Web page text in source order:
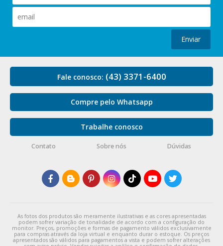
Enviar
Fale conosco: (43) 3371-6400
Compre pelo Whatsapp
Trabalhe conosco
Contato Sobre nós Dúvidas
As fotos dos produtos são meramente ilustrativas e as cores apresentadas
podem sofrer variação de tonalidade de acordo com a configuração do
monitor. Preços, promoções e formas de pagamento válidos exclusivamente
para compras através da loja virtual e enquanto durar o estoque. Os preços
apresentados são válidos para pagamentos a vista e podem sofrer alterações